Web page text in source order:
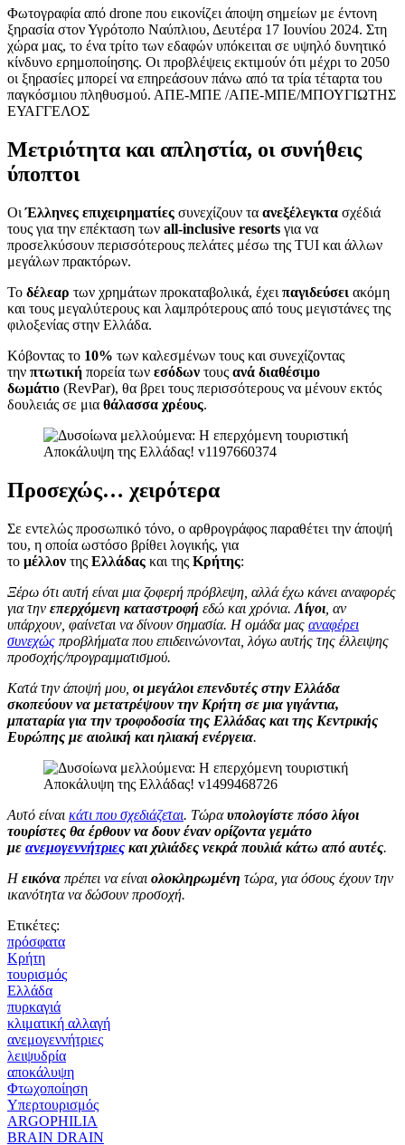
Φωτογραφία από drone που εικονίζει άποψη σημείων με έντονη
ξηρασία στον Υγρότοπο Ναύπλιου, Δευτέρα 17 Ιουνίου 2024. Στη
χώρα μας, το ένα τρίτο των εδαφών υπόκειται σε υψηλό δυνητικό
κίνδυνο ερημοποίησης. Οι προβλέψεις εκτιμούν ότι μέχρι το 2050
οι ξηρασίες μπορεί να επηρεάσουν πάνω από τα τρία τέταρτα του
παγκόσμιου πληθυσμού. ΑΠΕ-ΜΠΕ /ΑΠΕ-ΜΠΕ/ΜΠΟΥΓΙΩΤΗΣ
ΕΥΑΓΓΕΛΟΣ
Μετριότητα και απληστία, οι συνήθεις
ύποπτοι
ΟιΈλληνες επιχειρηματίες συνεχίζουν τα ανεξέλεγκτα σχέδιά
τους για την επέκταση των all-inclusive resorts για να
προσελκύσουν περισσότερους πελάτες μέσω της TUI και άλλων
μεγάλων πρακτόρων.
Το δέλεαρ των χρημάτων προκαταβολικά, έχει παγιδεύσει ακόμη
και τους μεγαλύτερους και λαμπρότερους από τους μεγιστάνες της
φιλοξενίας στην Ελλάδα.
Κόβοντας το 10% των καλεσμένων τους και συνεχίζοντας
την πτωτική πορεία των εσόδων τους ανά διαθέσιμο
δωμάτιο (RevPar), θα βρει τους περισσότερους να μένουν εκτός
δουλειάς σε μια θάλασσα χρέους.
Προσεχώς… χειρότερα
Σε εντελώς προσωπικό τόνο, ο αρθρογράφος παραθέτει την άποψή
του, η οποία ωστόσο βρίθει λογικής, για
το μέλλον της Ελλάδας και της Κρήτης:
Ξέρω ότι αυτή είναι μια ζοφερή πρόβλεψη, αλλά έχω κάνει αναφορές
για την επερχόμενη καταστροφή εδώ και χρόνια. Λίγοι , αν
υπάρχουν, φαίνεται να δίνουν σημασία. Η ομάδα μας αναφέρει
συνεχώς προβλήματα που επιδεινώνονται, λόγω αυτής της έλλειψης
προσοχής/προγραμματισμού.
Κατά την άποψή μου, οι μεγάλοι επενδυτές στην Ελλάδα
σκοπεύουν να μετατρέψουν την Κρήτη σε μια γιγάντια,
μπαταρία για την τροφοδοσία της Ελλάδας και της Κεντρικής
Ευρώπης με αιολική και ηλιακή ενέργεια.
Αυτό είναι κάτι που σχεδιάζεται. Τώραυπολογίστε πόσο λίγοι
τουρίστες θα έρθουν να δουν έναν ορίζοντα γεμάτο
με ανεμογεννήτριες και χιλιάδες νεκρά πουλιά κάτω από αυτές.
Ηεικόνα πρέπει να είναι ολοκληρωμένη τώρα, για όσους έχουν την
ικανότητα να δώσουν προσοχή.
Ετικέτες:
πρόσφατα
Κρήτη
τουρισμός
Ελλάδα
πυρκαγιά
κλιματική αλλαγή
ανεμογεννήτριες
λειψυδρία
αποκάλυψη
Φτωχοποίηση
Υπερτουρισμός
ARGOPHILIA
BRAIN DRAIN